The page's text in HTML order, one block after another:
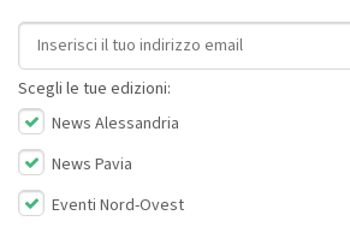
Indirizzo email
Scegli le tue edizioni:
News Alessandria
News Pavia
Eventi Nord-Ovest